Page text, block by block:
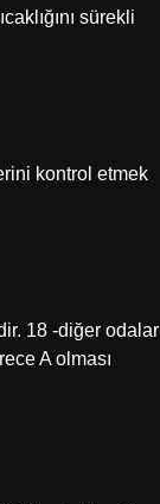
sürekli
kontrol etmek
18 -diğer odalar
A olması